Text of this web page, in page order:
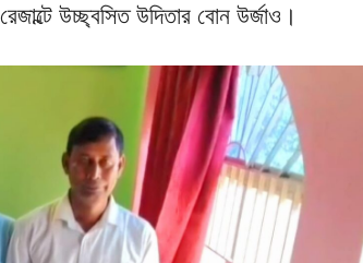
উচ্ছ্বসিত উদিতার বোন উর্জাও।